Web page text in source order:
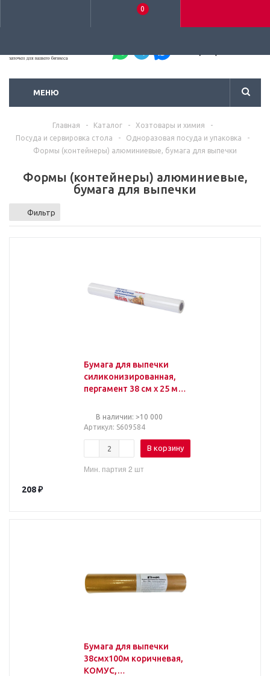
0
МЕНЮ
Главная - Каталог - Хозтовары и химия
-
Посуда и сервировка стола
- Одноразовая посуда и упаковка
-
Формы (контейнеры) алюминиевые, бумага для выпечки
Формы (контейнеры) алюминиевые,
бумага для выпечки
Фильтр
Бумага для выпечки
силиконизированная,
пергамент 38 см х 25 м,
609584
В наличии: >10 000
Артикул: S609584
В корзину
Мин. партия 2 шт
208₽
Бумага для выпечки
38смx100м коричневая,
КОМУС,